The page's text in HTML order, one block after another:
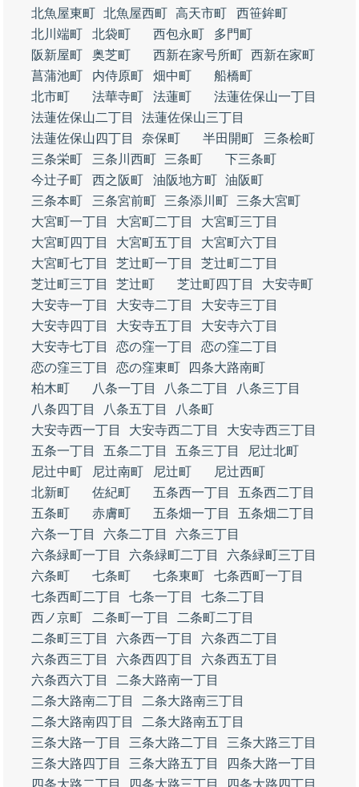
北魚屋東町 北魚屋西町 高天市町
西笹鉾町
北川端町
北袋町 西包永町
多門町
阪新屋町
奥芝町 西新在家号所町 西新在家町
菖蒲池町
内侍原町 畑中町
船橋町
北市町
法華寺町 法蓮町
法蓮佐保山一丁目
法蓮佐保山二丁目
法蓮佐保山三丁目
法蓮佐保山四丁目
奈保町 半田開町
三条桧町
三条栄町
三条川西町 三条町
下三条町
今辻子町
西之阪町 油阪地方町 油阪町
三条本町
三条宮前町 三条添川町
三条大宮町
大宮町一丁目
大宮町二丁目
大宮町三丁目
大宮町四丁目
大宮町五丁目
大宮町六丁目
大宮町七丁目
芝辻町一丁目
芝辻町二丁目
芝辻町三丁目
芝辻町 芝辻町四丁目
大安寺町
大安寺一丁目
大安寺二丁目
大安寺三丁目
大安寺四丁目
大安寺五丁目
大安寺六丁目
大安寺七丁目
恋の窪一丁目
恋の窪二丁目
恋の窪三丁目
恋の窪東町
四条大路南町
柏木町
八条一丁目 八条二丁目
八条三丁目
八条四丁目
八条五丁目
八条町
大安寺西一丁目
大安寺西二丁目
大安寺西三丁目
五条一丁目
五条二丁目 五条三丁目
尼辻北町
尼辻中町
尼辻南町 尼辻町
尼辻西町
北新町
佐紀町 五条西一丁目
五条西二丁目
五条町
赤膚町 五条畑一丁目
五条畑二丁目
六条一丁目
六条二丁目
六条三丁目
六条緑町一丁目
六条緑町二丁目
六条緑町三丁目
六条町
七条町 七条東町
七条西町一丁目
七条西町二丁目
七条一丁目
七条二丁目
西ノ京町
二条町一丁目
二条町二丁目
二条町三丁目
六条西一丁目
六条西二丁目
六条西三丁目
六条西四丁目
六条西五丁目
六条西六丁目
二条大路南一丁目
二条大路南二丁目
二条大路南三丁目
二条大路南四丁目
二条大路南五丁目
三条大路一丁目
三条大路二丁目
三条大路三丁目
三条大路四丁目
三条大路五丁目
四条大路一丁目
四条大路二丁目
四条大路三丁目 四条大路四丁目